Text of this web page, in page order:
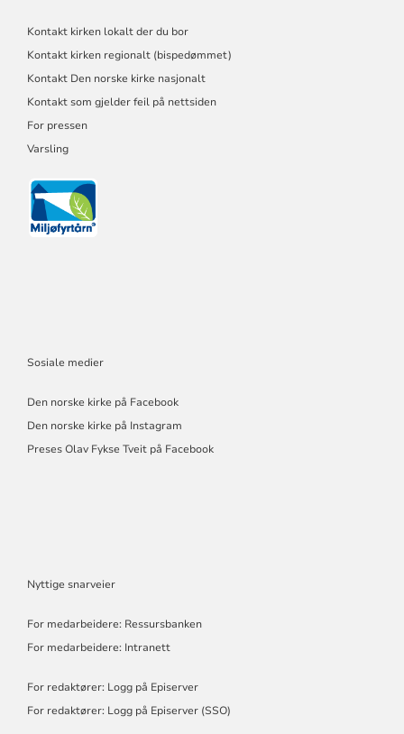
Kontakt kirken lokalt der du bor
Kontakt kirken regionalt (bispedømmet)
Kontakt Den norske kirke nasjonalt
Kontakt som gjelder feil på nettsiden
For pressen
Varsling
Sosiale medier
Den norske kirke på Facebook
Den norske kirke på Instagram
Preses Olav Fykse Tveit på Facebook
Nyttige snarveier
For medarbeidere: Ressursbanken
For medarbeidere: Intranett
For redaktører: Logg på Episerver
For redaktører: Logg på Episerver (SSO)